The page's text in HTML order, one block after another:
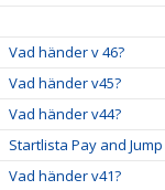
Vad händer v 46?
Vad händer v45?
Vad händer v44?
Startlista Pay and Jump
Vad händer v41?